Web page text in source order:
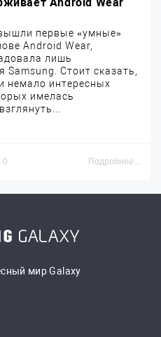
первые «умные»
Android Wear,
лишь
Стоит сказать,
немало интересных
имелась
0 Подробнее...
мир Galaxy